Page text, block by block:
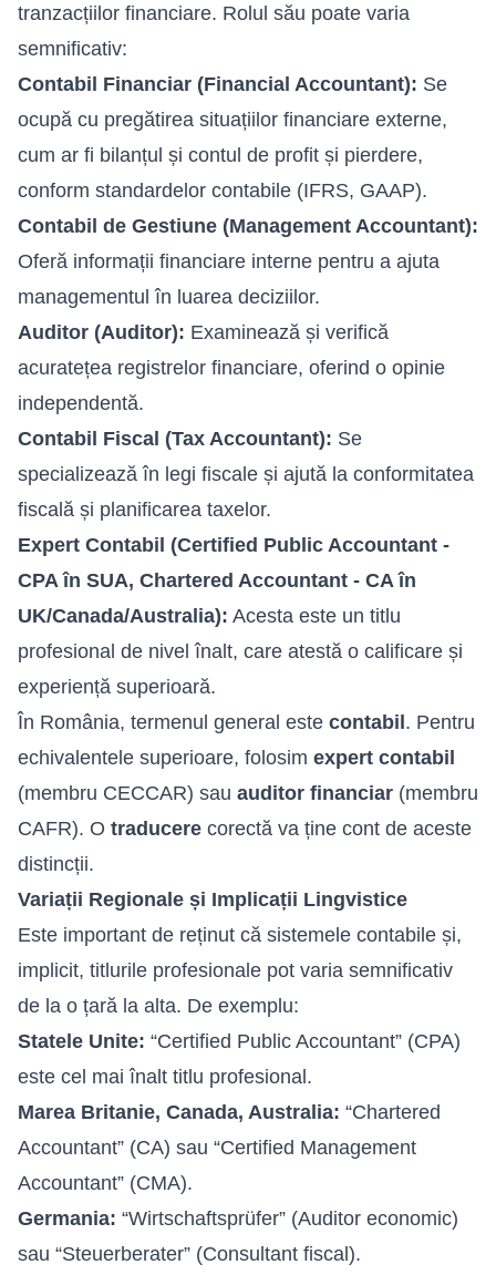
tranzacțiilor financiare. Rolul său poate varia
semnificativ:
Contabil Financiar (Financial Accountant): Se
ocupă cu pregătirea situațiilor financiare externe,
cum ar fi bilanțul și contul de profit și pierdere,
conform standardelor contabile (IFRS, GAAP).
Contabil de Gestiune (Management Accountant):
Oferă informații financiare interne pentru a ajuta
managementul în luarea deciziilor.
Auditor (Auditor): Examinează și verifică
acuratețea registrelor financiare, oferind o opinie
independentă.
Contabil Fiscal (Tax Accountant): Se
specializează în legi fiscale și ajută la conformitatea
fiscală și planificarea taxelor.
Expert Contabil (Certified Public Accountant -
CPA în SUA, Chartered Accountant - CA în
UK/Canada/Australia): Acesta este un titlu
profesional de nivel înalt, care atestă o calificare și
experiență superioară.
În România, termenul general este contabil. Pentru
echivalentele superioare, folosim expert contabil
(membru CECCAR) sau auditor financiar (membru
CAFR). O traducere corectă va ține cont de aceste
distincții.
Variații Regionale și Implicații Lingvistice
Este important de reținut că sistemele contabile și,
implicit, titlurile profesionale pot varia semnificativ
de la o țară la alta. De exemplu:
Statele Unite: “Certified Public Accountant” (CPA)
este cel mai înalt titlu profesional.
Marea Britanie, Canada, Australia: “Chartered
Accountant” (CA) sau “Certified Management
Accountant” (CMA).
Germania: “Wirtschaftsprüfer” (Auditor economic)
sau “Steuerberater” (Consultant fiscal).